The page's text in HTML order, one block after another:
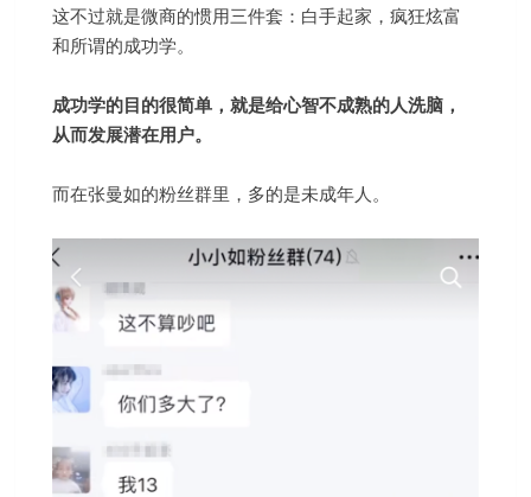
这不过就是微商的惯用三件套：白手起家，疯狂炫富
和所谓的成功学。
成功学的目的很简单，就是给心智不成熟的人洗脑，
从而发展潜在用户。
而在张曼如的粉丝群里，多的是未成年人。